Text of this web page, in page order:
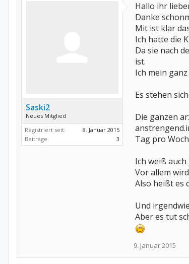
Saski2
Neues Mitglied
Registriert seit:
8. Januar 2015
Beiträge:
3
Hallo ihr
Danke
Mit ist klar
Ich hatte die
Da sie nach
ist.
Ich mein
Es stehen
Die ganzen
Tag pro
Ich weiß
Vor allem
Also heißt es
Und
Aber es tut
9. Januar 2015